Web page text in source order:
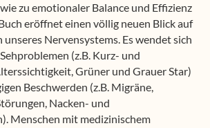
zu emotionaler Balance und Effizienz
eröffnet einen völlig neuen Blick auf
Nervensystems. Es wendet sich
(z.B. Kurz- und
Grüner und Grauer Star)
Beschwerden (z.B. Migräne,
Nacken- und
Menschen mit medizinischem